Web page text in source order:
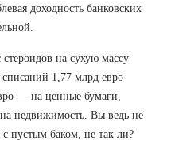
доходность банковских
на сухую массу
1,77 млрд евро
— на ценные бумаги,
недвижимость. Вы ведь не
с пустым баком, не так ли?